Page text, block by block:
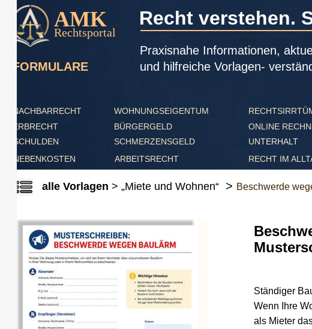
Ständiger
Wenn Ihre
als Mieter das
AMK
Rechtsportal
Recht verstehen.
Praxisnahe Informationen,
und hilfreiche Vorlagen-
WOHNUNGSEIGENTUM
RECHTSIRRTÜMER
ONLINE RECHNER
BÜRGERGELD
SCHMERZENSGELD
UNTERHALT
ARBEITSRECHT
RECHT IM ALLTAG
alle Vorlagen > „Miete und Wohnen“ > Beschwerde wegen